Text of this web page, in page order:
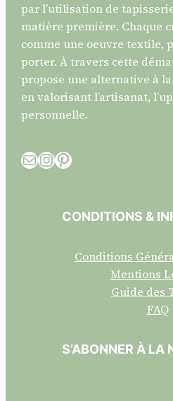
par l’utilisation de
matière première. Chaque
comme une oeuvre textile,
porter. À travers cette
propose une alternative à
en valorisant l’artisanat,
personnelle.
E-mail InstagramPinterest
CONDITIONS &
Conditions
Mentions
Guide des
FAQ
S’ABONNER À LA